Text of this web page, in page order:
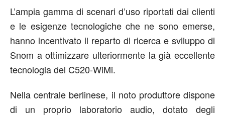
L’ampia gamma di scenari d’uso riportati dai clienti
e le esigenze tecnologiche che ne sono emerse,
hanno incentivato il reparto di ricerca e sviluppo di
Snom a ottimizzare ulteriormente la già eccellente
tecnologia del C520-WiMi.
Nella centrale berlinese, il noto produttore dispone
di un proprio laboratorio audio, dotato degli